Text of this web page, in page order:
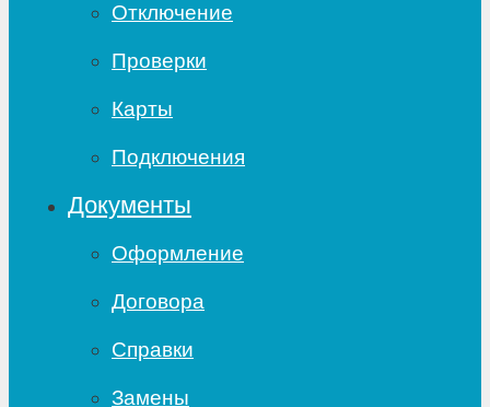
Отключение
Проверки
Карты
Подключения
Документы
Оформление
Договора
Справки
Замены